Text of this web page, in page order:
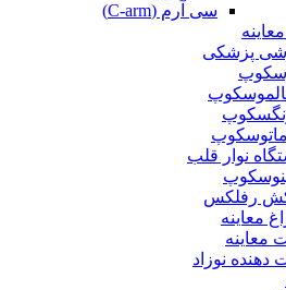
سی آرم (C-arm)
پزشکی
نوار قلب
رفلکس
معاینه
معاینه
دهنده نوزاد